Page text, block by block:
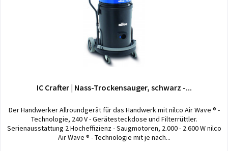
IC Crafter | Nass-Trockensauger, schwarz -...
Der Handwerker Allroundgerät für das Handwerk mit nilco Air Wave ® -
Technologie, 240 V - Gerätesteckdose und Filterrüttler.
Serienausstattung 2 Hocheffizienz - Saugmotoren, 2.000 - 2.600 W nilco
Air Wave ® - Technologie mit je nach...